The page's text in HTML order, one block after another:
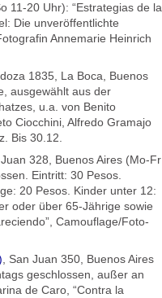
11-20 Uhr): “Estrategias de la
Die unveröffentlichte
Annemarie Heinrich
1835, La Boca, Buenos
ausgewählt aus der
u.a. von Benito
Ciocchini, Alfredo Gramajo
Bis 30.12.
Juan 328, Buenos Aires (Mo-Fr
Eintritt: 30 Pesos.
20 Pesos. Kinder unter 12:
oder über 65-Jährige sowie
Camouflage/Foto-
, San Juan 350, Buenos Aires
geschlossen, außer an
de Caro, “Contra la